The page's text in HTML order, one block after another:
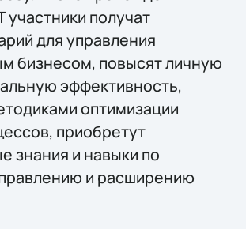
участники получат
для управления
бизнесом, повысят личную
эффективность,
оптимизации
приобретут
знания и навыки по
и расширению